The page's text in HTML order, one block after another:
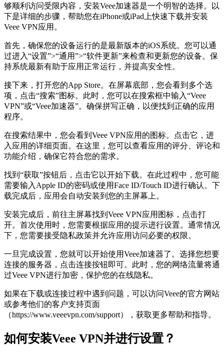
够顺利访问受限内容，安装Veee加速器是一个明智的选择。以
下是详细的步骤，帮助您在iPhone或iPad上快速下载并安装
Veee VPN应用。
首先，确保您的设备运行的是最新版本的iOS系统。您可以通
过进入“设置”>“通用”>“软件更新”来检查和更新您的设备。保
持系统最新有助于应用正常运行，并提高安全性。
接下来，打开您的App Store。在屏幕底部，您会看到多个选
项，点击“搜索”图标。此时，您可以在搜索框中输入“Veee
VPN”或“Veee加速器”。确保拼写正确，以便找到正确的应用
程序。
在搜索结果中，您会看到Veee VPN应用的图标。点击它，进
入应用的详细页面。在这里，您可以查看应用的评分、评论和
功能介绍，确保它符合您的需求。
找到“获取”按钮后，点击它以开始下载。在此过程中，您可能
需要输入Apple ID的密码或使用Face ID/Touch ID进行确认。下
载完成后，应用会自动安装到您的主屏幕上。
安装完成后，前往主屏幕找到Veee VPN应用图标，点击打
开。首次使用时，您需要根据应用的提示进行设置。通常情况
下，您需要接受隐私政策并允许应用访问必要的权限。
一旦完成设置，您就可以开始使用Veee加速器了。选择您想要
连接的服务器，点击连接按钮即可。此时，您的网络流量将通
过Veee VPN进行加密，保护您的在线隐私。
如果在下载或连接过程中遇到问题，可以访问Veee的官方网站
或参考他们的客户支持页面
（https://www.veeevpn.com/support），获取更多帮助和指导。
如何安装Veee VPN并进行设置？